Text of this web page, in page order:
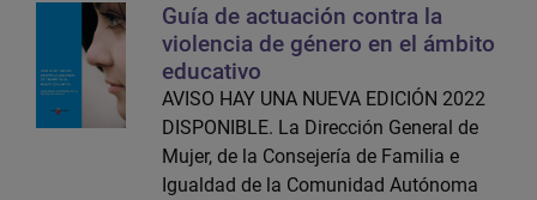
Guía de actuación contra la
violencia de género en el ámbito
educativo
AVISO HAY UNA NUEVA EDICIÓN 2022
DISPONIBLE. La Dirección General de
Mujer, de la Consejería de Familia e
Igualdad de la Comunidad Autónoma